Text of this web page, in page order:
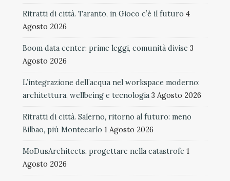
Ritratti di città. Taranto, in Gioco c’è il futuro 4
Agosto 2026
Boom data center: prime leggi, comunità divise 3
Agosto 2026
L’integrazione dell’acqua nel workspace moderno:
architettura, wellbeing e tecnologia 3 Agosto 2026
Ritratti di città. Salerno, ritorno al futuro: meno
Bilbao, più Montecarlo 1 Agosto 2026
MoDusArchitects, progettare nella catastrofe 1
Agosto 2026